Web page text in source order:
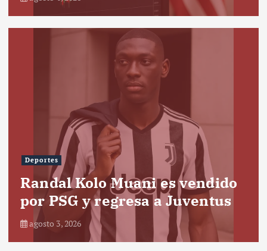
Deportes
Randal Kolo Muani es vendido
por PSG y regresa a Juventus
agosto 3, 2026